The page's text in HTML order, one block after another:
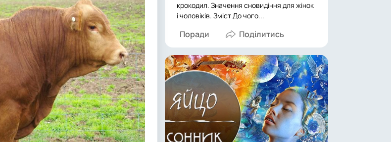
крокодил. Значення сновидіння для жінок
і чоловіків. Зміст До чого...
Поради